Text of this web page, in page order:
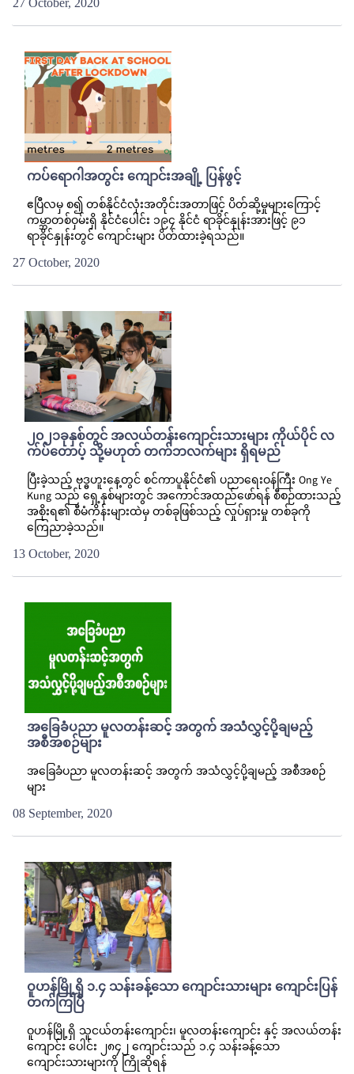
27 October, 2020
ကပ်ရောဂါအတွင်း ကျောင်းအချို့ ပြန်ဖွင့်
ဧပြီလမှ စ၍ တစ်နိုင်ငံလုံးအတိုင်းအတာဖြင့် ပိတ်ဆို့မှုများကြောင့်
ကမ္ဘာတစ်ဝှမ်းရှိ နိုင်ငံပေါင်း ၁၉၄ နိုင်ငံ ရာခိုင်နှုန်းအားဖြင့် ၉၁
ရာခိုင်နှုန်းတွင် ကျောင်းများ ပိတ်ထားခဲ့ရသည်။
27 October, 2020
၂၀၂၁ခုနှစ်တွင် အလယ်တန်းကျောင်းသားများ ကိုယ်ပိုင် လ
က်ပ်တောပ့် သို့မဟုတ် တက်ဘလက်များ ရှိရမည်
ပြီးခဲ့သည့် ဗုဒ္ဓဟူးနေ့တွင် စင်ကာပူနိုင်ငံ၏ ပညာရေးဝန်ကြီး Ong Ye
Kung သည် ရှေ့နှစ်များတွင် အကောင်အထည်ဖော်ရန် စီစဉ်ထားသည့်
အစိုးရ၏ စီမံကိန်းများထဲမှ တစ်ခုဖြစ်သည့် လှုပ်ရှားမှု တစ်ခုကို
ကြေညာခဲ့သည်။
13 October, 2020
အခြေခံပညာ မူလတန်းဆင့် အတွက် အသံလွှင့်ပို့ချမည့်
အစီအစဉ်များ
အခြေခံပညာ မူလတန်းဆင့် အတွက် အသံလွှင့်ပို့ချမည့် အစီအစဉ်
များ
08 September, 2020
ဝူဟန်မြို့ရှိ ၁.၄ သန်းခန့်သော ကျောင်းသားများ ကျောင်းပြန်
တက်ကြပြီ
ဝူဟန်မြို့ရှိ သူငယ်တန်းကျောင်း၊ မူလတန်းကျောင်း နှင့် အလယ်တန်း
ကျောင်း ပေါင်း ၂၈၄၂ ကျောင်းသည် ၁.၄ သန်းခန့်သော
ကျောင်းသားများကို ကြိုဆိုရန်